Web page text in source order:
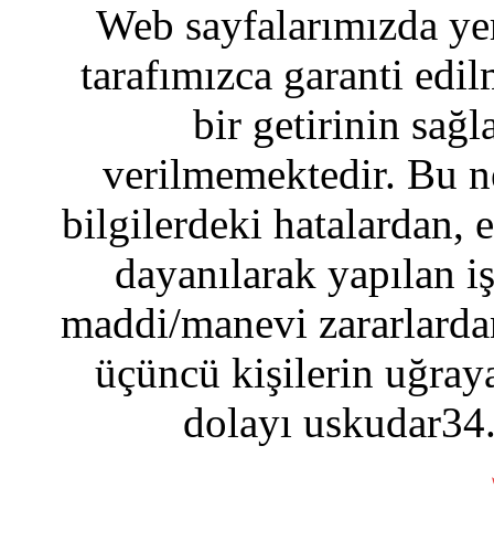
Web sayfalarımızda
tarafımızca garanti
bir getirinin
verilmemektedir. Bu
bilgilerdeki hatalardan,
dayanılarak yapılan
maddi/manevi
üçüncü kişilerin
dolayı